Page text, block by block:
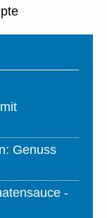
Genuss
-